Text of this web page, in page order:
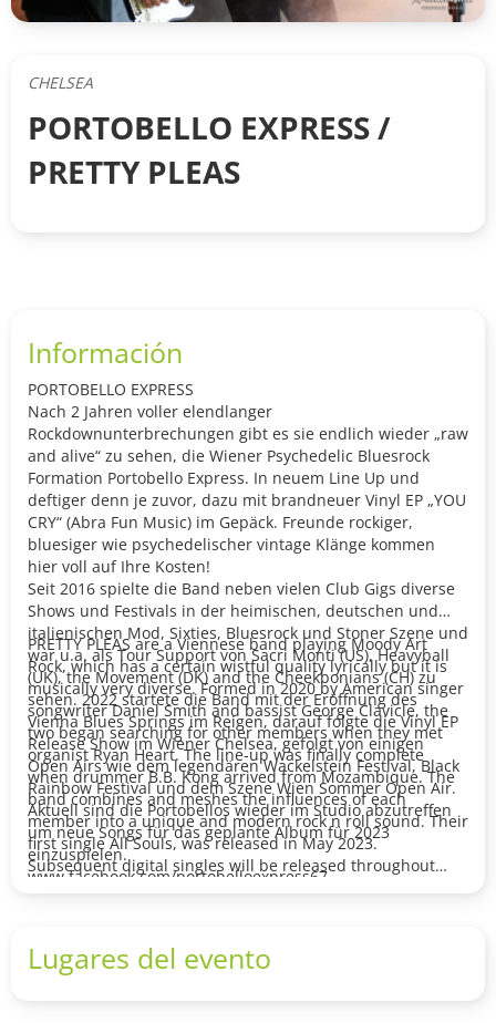
CHELSEA
PORTOBELLO EXPRESS /
PRETTY PLEAS
Información
PORTOBELLO EXPRESS
Nach 2 Jahren voller elendlanger
Rockdownunterbrechungen gibt es sie endlich wieder „raw
and alive“ zu sehen, die Wiener Psychedelic Bluesrock
Formation Portobello Express. In neuem Line Up und
deftiger denn je zuvor, dazu mit brandneuer Vinyl EP „YOU
CRY“ (Abra Fun Music) im Gepäck. Freunde rockiger,
bluesiger wie psychedelischer vintage Klänge kommen
hier voll auf Ihre Kosten!
Seit 2016 spielte die Band neben vielen Club Gigs diverse
Shows und Festivals in der heimischen, deutschen und
italienischen Mod, Sixties, Bluesrock und Stoner Szene und
war u.a. als Tour Support von Sacri Monti (US), Heavyball
(UK), the Movement (DK) and the Cheekbonians (CH) zu
sehen. 2022 startete die Band mit der Eröffnung des
Vienna Blues Springs im Reigen, darauf folgte die Vinyl EP
Release Show im Wiener Chelsea, gefolgt von einigen
Open Airs wie dem legendären Wackelstein Festival, Black
Rainbow Festival und dem Szene Wien Sommer Open Air.
Aktuell sind die Portobellos wieder im Studio abzutreffen
um neue Songs für das geplante Album für 2023
einzuspielen.
www.facebook.com/portobelloexpress67
PRETTY PLEAS are a Viennese band playing Moody Art
Rock, which has a certain wistful quality lyrically but it is
musically very diverse. Formed in 2020 by American singer
songwriter Daniel Smith and bassist George Clavicle, the
two began searching for other members when they met
organist Ryan Heart. The line-up was finally complete
when drummer B.B. Kong arrived from Mozambique. The
band combines and meshes the influences of each
member into a unique and modern rock n roll sound. Their
first single All Souls, was released in May 2023.
Subsequent digital singles will be released throughout
Lugares del evento